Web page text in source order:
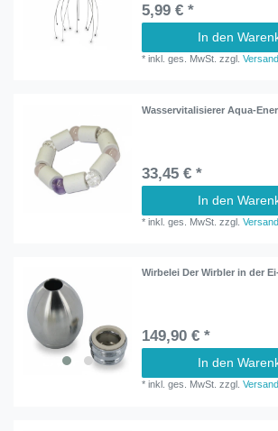
5,99 € *
In den
*inkl. ges. MwSt. zzgl.
Wasservitalisierer Aqua-
33,45 € *
In den
*inkl. ges. MwSt. zzgl.
Wirbelei Der Wirbler in der
149,90 € *
In den
*inkl. ges. MwSt. zzgl.